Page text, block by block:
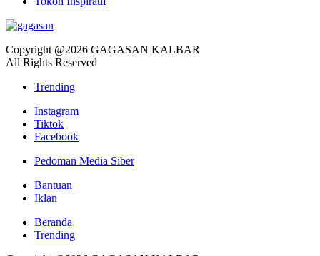
Copyright @2026 GAGASAN KALBAR
All Rights Reserved
Trending
Instagram
Tiktok
Facebook
Pedoman Media Siber
Bantuan
Iklan
Beranda
Trending